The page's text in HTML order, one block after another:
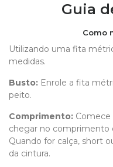
Guia
Como
Utilizando uma fita
medidas.
Busto: Enrole a fita
peito.
Comprimento:
chegar no comprimento
Quando for calça, short
da cintura.